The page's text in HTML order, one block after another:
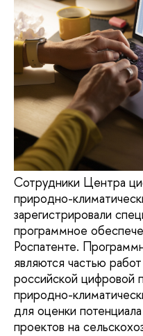
Сотрудники Центра
природно-
зарегистрировали
программное
Роспатенте.
являются частью
российской
природно-
для оценки
проектов на